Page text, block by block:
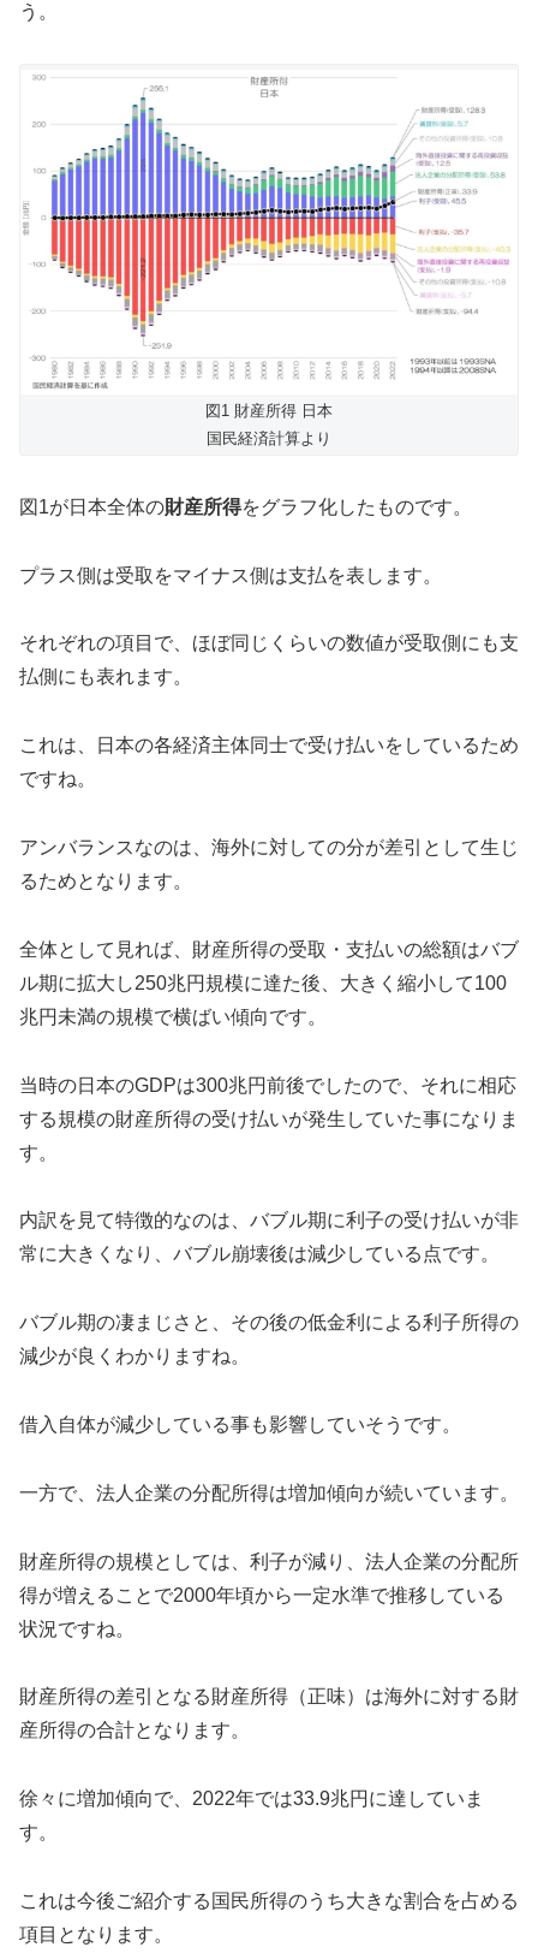
う。
図1 財産所得 日本
国民経済計算より
図1が日本全体の財産所得をグラフ化したものです。
プラス側は受取をマイナス側は支払を表します。
それぞれの項目で、ほぼ同じくらいの数値が受取側にも支
払側にも表れます。
これは、日本の各経済主体同士で受け払いをしているため
ですね。
アンバランスなのは、海外に対しての分が差引として生じ
るためとなります。
全体として見れば、財産所得の受取・支払いの総額はバブ
ル期に拡大し250兆円規模に達た後、大きく縮小して100
兆円未満の規模で横ばい傾向です。
当時の日本のGDPは300兆円前後でしたので、それに相応
する規模の財産所得の受け払いが発生していた事になりま
す。
内訳を見て特徴的なのは、バブル期に利子の受け払いが非
常に大きくなり、バブル崩壊後は減少している点です。
バブル期の凄まじさと、その後の低金利による利子所得の
減少が良くわかりますね。
借入自体が減少している事も影響していそうです。
一方で、法人企業の分配所得は増加傾向が続いています。
財産所得の規模としては、利子が減り、法人企業の分配所
得が増えることで2000年頃から一定水準で推移している
状況ですね。
財産所得の差引となる財産所得（正味）は海外に対する財
産所得の合計となります。
徐々に増加傾向で、2022年では33.9兆円に達していま
す。
これは今後ご紹介する国民所得のうち大きな割合を占める
項目となります。